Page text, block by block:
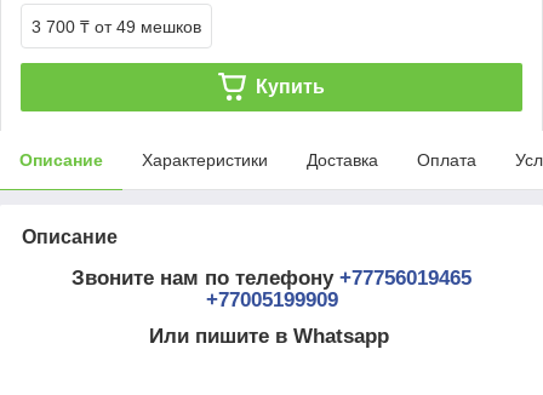
3 700 ₸ от 49 мешков
Купить
Описание Характеристики Доставка Оплата
Описание
Звоните нам по телефону +77756019465
+77005199909
Или пишите в Whatsapp